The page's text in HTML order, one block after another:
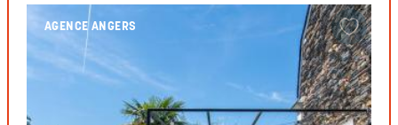
AGENCE ANGERS